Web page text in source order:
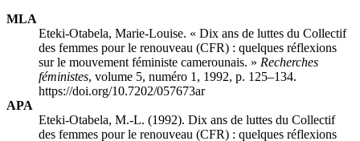
MLA
Eteki-Otabela, Marie-Louise. « Dix ans de luttes du Collectif
des femmes pour le renouveau (CFR) : quelques réflexions
sur le mouvement féministe camerounais. » Recherches
féministes, volume 5, numéro 1, 1992, p. 125–134.
https://doi.org/10.7202/057673ar
APA
Eteki-Otabela, M.-L. (1992). Dix ans de luttes du Collectif
des femmes pour le renouveau (CFR) : quelques réflexions